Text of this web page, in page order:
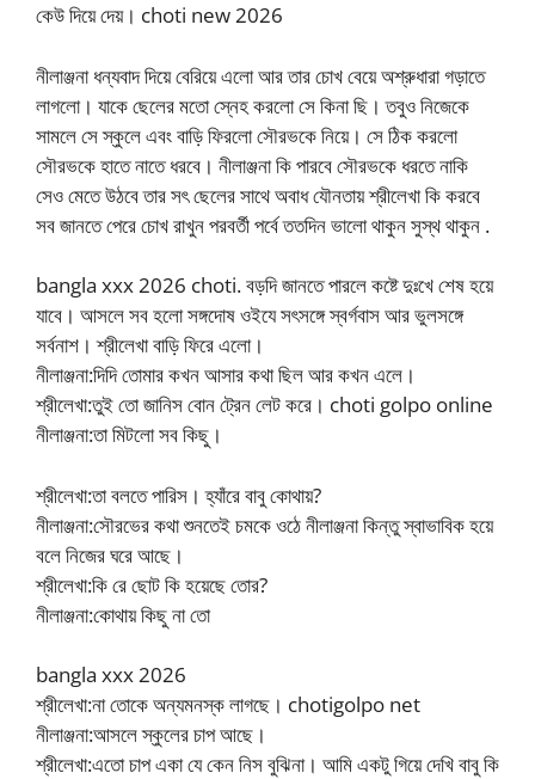
কেউ দিয়ে দেয়। choti new 2026
নীলাঞ্জনা ধন্যবাদ দিয়ে বেরিয়ে এলো আর তার চোখ বেয়ে অশ্রুধারা গড়াতে
লাগলো। যাকে ছেলের মতো স্নেহ করলো সে কিনা ছি। তবুও নিজেকে
সামলে সে স্কুলে এবং বাড়ি ফিরলো সৌরভকে নিয়ে। সে ঠিক করলো
সৌরভকে হাতে নাতে ধরবে। নীলাঞ্জনা কি পারবে সৌরভকে ধরতে নাকি
সেও মেতে উঠবে তার সৎ ছেলের সাথে অবাধ যৌনতায় শ্রীলেখা কি করবে
সব জানতে পেরে চোখ রাখুন পরবর্তী পর্বে ততদিন ভালো থাকুন সুস্থ থাকুন .
bangla xxx 2026 choti. বড়দি জানতে পারলে কষ্টে দুঃখে শেষ হয়ে
যাবে। আসলে সব হলো সঙ্গদোষ ওইযে সৎসঙ্গে স্বর্গবাস আর ভুলসঙ্গে
সর্বনাশ। শ্রীলেখা বাড়ি ফিরে এলো।
নীলাঞ্জনা:দিদি তোমার কখন আসার কথা ছিল আর কখন এলে।
শ্রীলেখা:তুই তো জানিস বোন ট্রেন লেট করে। choti golpo online
নীলাঞ্জনা:তা মিটলো সব কিছু।
শ্রীলেখা:তা বলতে পারিস। হ্যাঁরে বাবু কোথায়?
নীলাঞ্জনা:সৌরভের কথা শুনতেই চমকে ওঠে নীলাঞ্জনা কিন্তু স্বাভাবিক হয়ে
বলে নিজের ঘরে আছে।
শ্রীলেখা:কি রে ছোট কি হয়েছে তোর?
নীলাঞ্জনা:কোথায় কিছু না তো
bangla xxx 2026
শ্রীলেখা:না তোকে অন্যমনস্ক লাগছে। chotigolpo net
নীলাঞ্জনা:আসলে স্কুলের চাপ আছে।
শ্রীলেখা:এতো চাপ একা যে কেন নিস বুঝিনা। আমি একটু গিয়ে দেখি বাবু কি